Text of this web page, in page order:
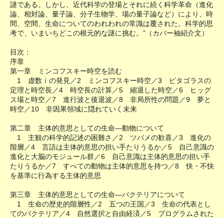
謎である。しかし、近代科学の登場とそれに続く科学革命（進化
論、相対論、量子論、分子生物学、場の量子論など）により、時
間、空間、生命についてのわれわれの常識は覆された。科学的思
考で、いまいちどこの根元的な謎に挑む。”（カバー袖紹介文）
目次：
序章
第一章 ミンコフスキー時空を読む
1 虚数ｉの発見／2 ミンコフスキー時空／3 ピタゴラスの
定理と時空長／4 時空長の計算／5 縮退した時空／6 ヒッグ
ス場と時空／7 進行波と後退波／8 非局所性の問題／9 夢と
時空／10 非因果領域に隠れていく未来
第二章 主体的意思としての生命―動物について
1 主観の科学的記述の困難さ／2 ツバメの歓喜／3 進化の
階層／4 言語は主体的意思の担い手たりうるか／5 自己意識の
進化と大脳のモジュール群／6 自己意識は主体的意思の担い手
たりうるか／7 すべての動物は主体的意思を持つ／8 快・不快
を基準に行為する主体的意思
第三章 主体的意思としての生命―バクテリアについて
1 生命の歴史的階層性／2 五つの王国／3 生命の代表とし
てのバクテリア／4 自然選択と自由経済／5 プログラムされた